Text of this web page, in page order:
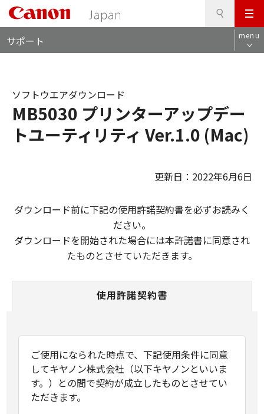
メ
ニ
ュ
サポート menu
MB5030 プリンターアップデー
トユーティリティ Ver.1.0 (Mac)
ソフトウエアダウンロード
更新日：2022年6月6日
ダウンロード前に下記の使用許諾契約書を必ずお読みく
ださい。
ダウンロードを開始された場合には本許諾書に同意され
たものとさせていただきます。
使用許諾契約書
ご使用になられた時点で、下記使用条件に同意
してキヤノン株式会社（以下キヤノンといいま
す。）との間で契約が成立したものとさせてい
ただきます。